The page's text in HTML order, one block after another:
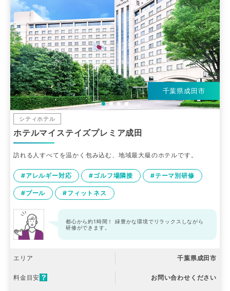
千葉県成田市
シティホテル
ホテルマイステイズプレミア成田
訪れる人すべてを温かく包み込む、地域最大級のホテルです。
#アレルギー対応 #ゴルフ場隣接 #テーマ別研修
#プール #フィットネス
都心から約1時間！ 緑豊かな環境でリラックスしながら
研修ができます。
エリア 千葉県成田市
料金目安 お問い合わせください